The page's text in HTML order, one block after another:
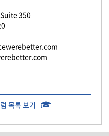
350
목록 보기